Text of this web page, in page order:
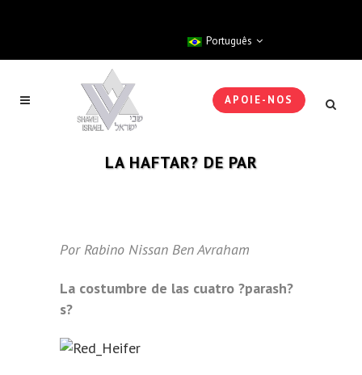
Português
APOIE-NOS
LA HAFTAR? DE PAR
Por Rabino Nissan Ben Avraham
La costumbre de las cuatro ?parash?
s?